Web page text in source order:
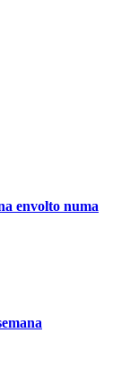
envolto numa